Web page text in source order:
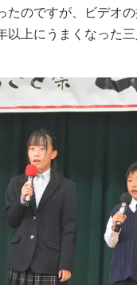
たのですが、ビデオ
上にうまくなった